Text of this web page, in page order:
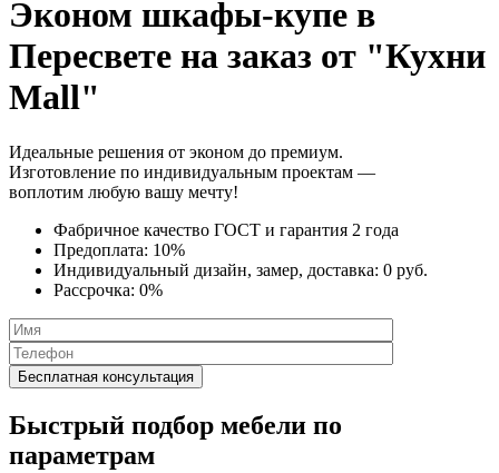
Эконом шкафы-купе в
Пересвете на заказ от "Кухни
Mall"
Идеальные решения от эконом до премиум.
Изготовление по индивидуальным проектам —
воплотим любую вашу мечту!
Фабричное качество ГОСТ и гарантия 2 года
Предоплата: 10%
Индивидуальный дизайн, замер, доставка: 0 руб.
Рассрочка: 0%
Быстрый подбор мебели по
параметрам